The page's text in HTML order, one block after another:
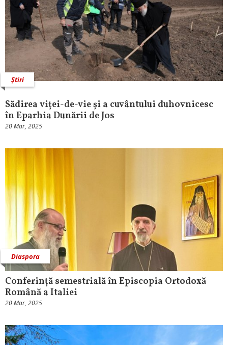
Știri
Sădirea viței-de-vie și a cuvântului duhovnicesc
în Eparhia Dunării de Jos
20 Mar, 2025
Diaspora
Conferință semestrială în Episcopia Ortodoxă
Română a Italiei
20 Mar, 2025